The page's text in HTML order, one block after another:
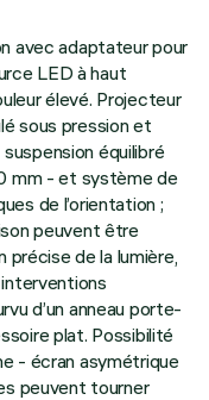
avec adaptateur pour
LED à haut
élevé. Projecteur
sous pression et
équilibré
mm - et système de
de l’orientation ;
peuvent être
précise de la lumière,
d’un anneau porte-
plat. Possibilité
- écran asymétrique
peuvent tourner